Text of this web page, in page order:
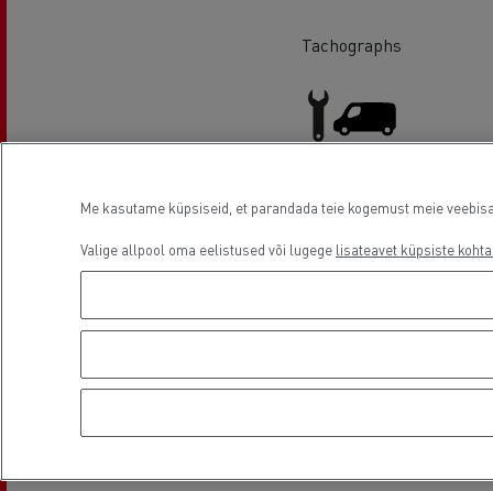
Tachographs
Light Commercial Vehicles
Service and Repair
Asukoht
Me kasutame küpsiseid, et parandada teie kogemust meie
Valige allpool oma eelistused või lugege lisateavet küpsiste kohta.